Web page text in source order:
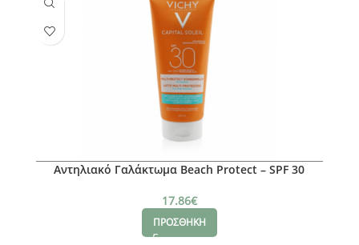
Αντηλιακό Γαλάκτωμα Beach Protect – SPF 30
17.86€
ΠΡΟΣΘΗΚΗ